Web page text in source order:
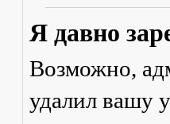
Я давно
Возможно,
удалил вашу